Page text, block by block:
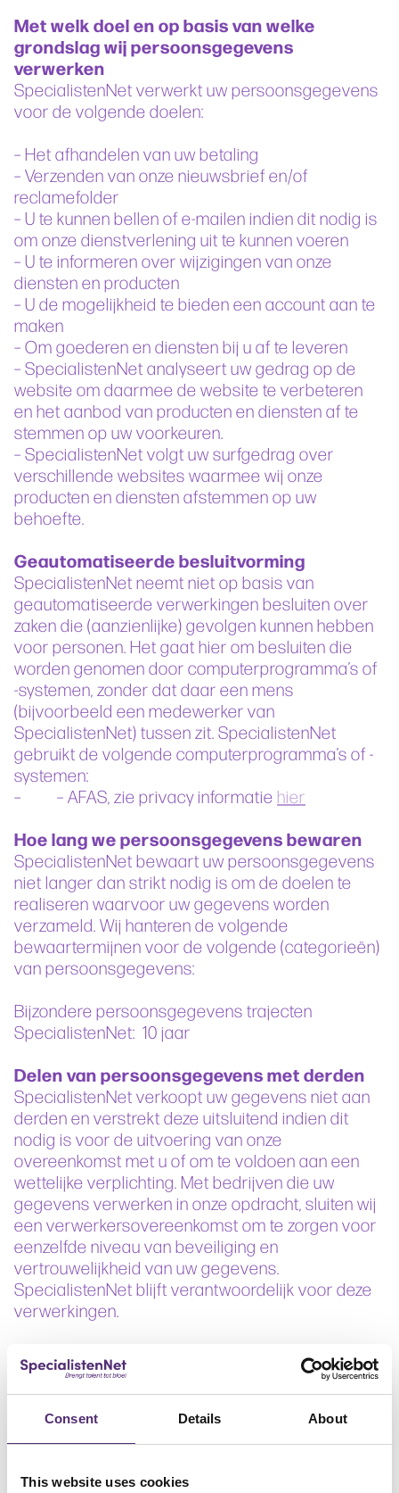
Consent Details About
This website uses cookies
Met welk doel en op basis van welke
grondslag wij persoonsgegevens
verwerken
SpecialistenNet verwerkt uw persoonsgegevens
voor de volgende doelen:
– Het afhandelen van uw betaling
– Verzenden van onze nieuwsbrief en/of
reclamefolder
– U te kunnen bellen of e-mailen indien dit nodig is
om onze dienstverlening uit te kunnen voeren
– U te informeren over wijzigingen van onze
diensten en producten
– U de mogelijkheid te bieden een account aan te
maken
– Om goederen en diensten bij u af te leveren
– SpecialistenNet analyseert uw gedrag op de
website om daarmee de website te verbeteren
en het aanbod van producten en diensten af te
stemmen op uw voorkeuren.
– SpecialistenNet volgt uw surfgedrag over
verschillende websites waarmee wij onze
producten en diensten afstemmen op uw
behoefte.
Geautomatiseerde besluitvorming
SpecialistenNet neemt niet op basis van
geautomatiseerde verwerkingen besluiten over
zaken die (aanzienlijke) gevolgen kunnen hebben
voor personen. Het gaat hier om besluiten die
worden genomen door computerprogramma’s of
-systemen, zonder dat daar een mens
(bijvoorbeeld een medewerker van
SpecialistenNet) tussen zit. SpecialistenNet
gebruikt de volgende computerprogramma’s of -
systemen:
– – AFAS, zie privacy informatie hier
Hoe lang we persoonsgegevens bewaren
SpecialistenNet bewaart uw persoonsgegevens
niet langer dan strikt nodig is om de doelen te
realiseren waarvoor uw gegevens worden
verzameld. Wij hanteren de volgende
bewaartermijnen voor de volgende (categorieën)
van persoonsgegevens:
Bijzondere persoonsgegevens trajecten
SpecialistenNet: 10 jaar
Delen van persoonsgegevens met derden
SpecialistenNet verkoopt uw gegevens niet aan
derden en verstrekt deze uitsluitend indien dit
nodig is voor de uitvoering van onze
overeenkomst met u of om te voldoen aan een
wettelijke verplichting. Met bedrijven die uw
gegevens verwerken in onze opdracht, sluiten wij
een verwerkersovereenkomst om te zorgen voor
eenzelfde niveau van beveiliging en
vertrouwelijkheid van uw gegevens.
SpecialistenNet blijft verantwoordelijk voor deze
verwerkingen.
Cookies, of vergelijkbare technieken, die wij
gebruiken
SpecialistenNet gebruikt functionele, analytische
en tracking cookies. Een cookie is een klein
tekstbestand dat bij het eerste bezoek aan deze
computer, tablet of smartphone. SpecialistenNet